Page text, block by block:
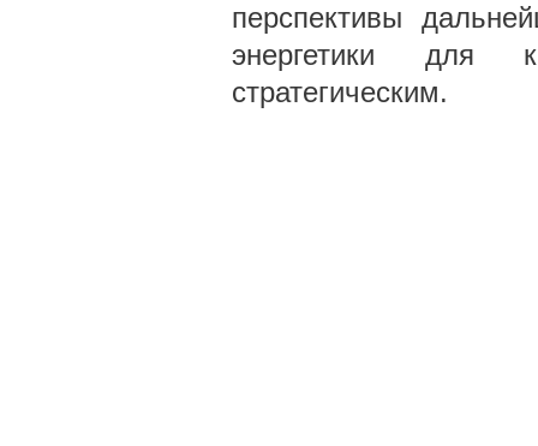
перспективы
энергетики для
стратегическим.